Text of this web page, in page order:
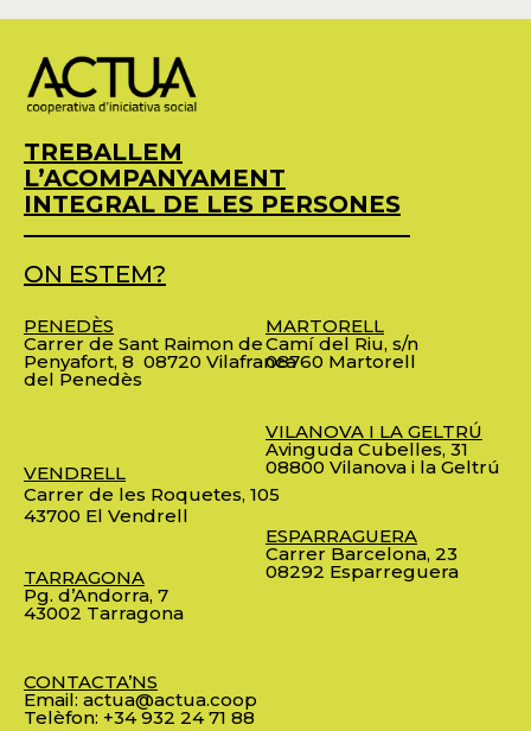
TREBALLEM
L’ACOMPANYAMENT
INTEGRAL DE LES PERSONES
ON ESTEM?
PENEDÈS
Carrer de Sant Raimon de
Penyafort, 8 08720 Vilafranca
del Penedès
VENDRELL
Carrer de les Roquetes, 105
43700 El Vendrell
TARRAGONA
Pg. d’Andorra, 7
43002 Tarragona
CONTACTA’NS
Email: actua@actua.coop
Telèfon: +34 932 24 71 88
MARTORELL
Camí del Riu, s/n
08760 Martorell
VILANOVA I LA GELTRÚ
Avinguda Cubelles, 31
08800 Vilanova i la Geltrú
ESPARRAGUERA
Carrer Barcelona, 23
08292 Esparreguera